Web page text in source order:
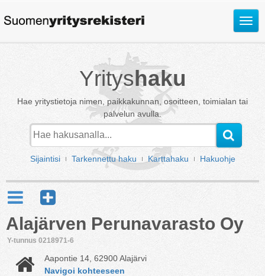
Avaa
Yrityshaku
Hae yritystietoja nimen, paikkakunnan, osoitteen, toimialan tai
palvelun avulla.
Sijaintisi Tarkennettu haku Karttahaku Hakuohje
Alajärven Perunavarasto Oy
Y-tunnus 0218971-6
Aapontie 14, 62900 Alajärvi
Navigoi kohteeseen